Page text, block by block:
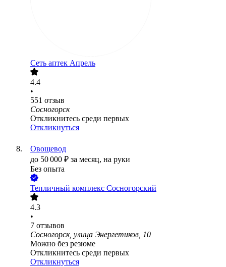
Сеть аптек Апрель
4.4
•
551 отзыв
Сосногорск
Откликнитесь среди первых
Откликнуться
Овощевод
до 50 000 ₽ за месяц, на руки
Без опыта
Тепличный комплекс Сосногорский
4.3
•
7 отзывов
Сосногорск, улица Энергетиков, 10
Можно без резюме
Откликнитесь среди первых
Откликнуться